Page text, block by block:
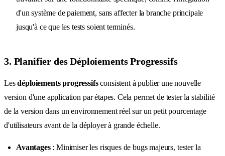
d'un système de paiement, sans affecter la branche principale
jusqu'à ce que les tests soient terminés.
3. Planifier des Déploiements Progressifs
Lesdéploiements progressifsconsistent à publier une nouvelle
version d'une application par étapes. Cela permet de tester la stabilité
de la version dans un environnement réel sur un petit pourcentage
d'utilisateurs avant de la déployer à grande échelle.
Avantages: Minimiser les risques de bugs majeurs, tester la